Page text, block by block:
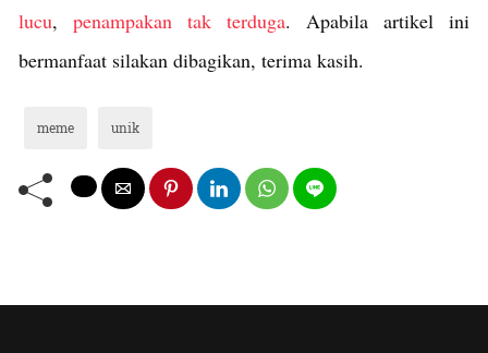
lucu, penampakan tak terduga. Apabila artikel ini
bermanfaat silakan dibagikan, terima kasih.
meme unik